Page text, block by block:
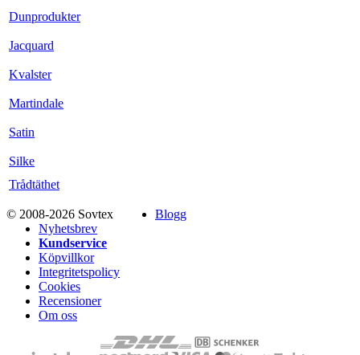
Dunprodukter
Jacquard
Kvalster
Martindale
Satin
Silke
Trådtäthet
© 2008-2026 Sovtex
Blogg
Nyhetsbrev
Kundservice
Köpvillkor
Integritetspolicy
Cookies
Recensioner
Om oss